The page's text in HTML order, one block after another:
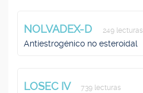
NOLVADEX-D 249 lecturas
Antiestrogénico no esteroidal
LOSEC IV 739 lecturas